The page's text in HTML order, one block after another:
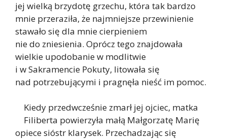
jej wielką brzydotę grzechu, która tak bardzo
mnie przeraziła, że najmniejsze przewinienie
stawało się dla mnie cierpieniem
nie do zniesienia. Oprócz tego znajdowała
wielkie upodobanie w modlitwie
i w Sakramencie Pokuty, litowała się
nad potrzebującymi i pragnęła nieść im pomoc.
Kiedy przedwcześnie zmarł jej ojciec, matka
Filiberta powierzyła małą Małgorzatę Marię
opiece sióstr klarysek. Przechadzając się